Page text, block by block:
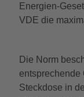
Energien-
VDE die
Die Norm
entsprechende
Steckdose in